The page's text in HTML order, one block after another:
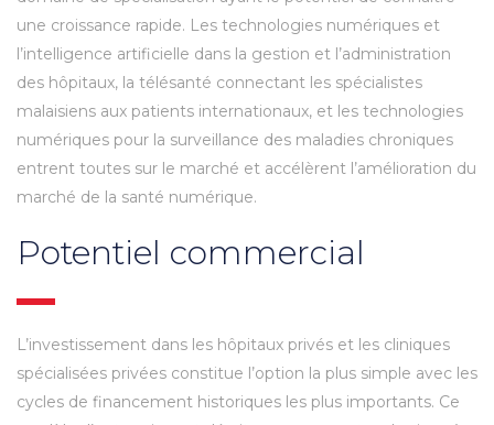
une croissance rapide. Les technologies numériques et
l’intelligence artificielle dans la gestion et l’administration
des hôpitaux, la télésanté connectant les spécialistes
malaisiens aux patients internationaux, et les technologies
numériques pour la surveillance des maladies chroniques
entrent toutes sur le marché et accélèrent l’amélioration du
marché de la santé numérique.
Potentiel commercial
L’investissement dans les hôpitaux privés et les cliniques
spécialisées privées constitue l’option la plus simple avec les
cycles de financement historiques les plus importants. Ce